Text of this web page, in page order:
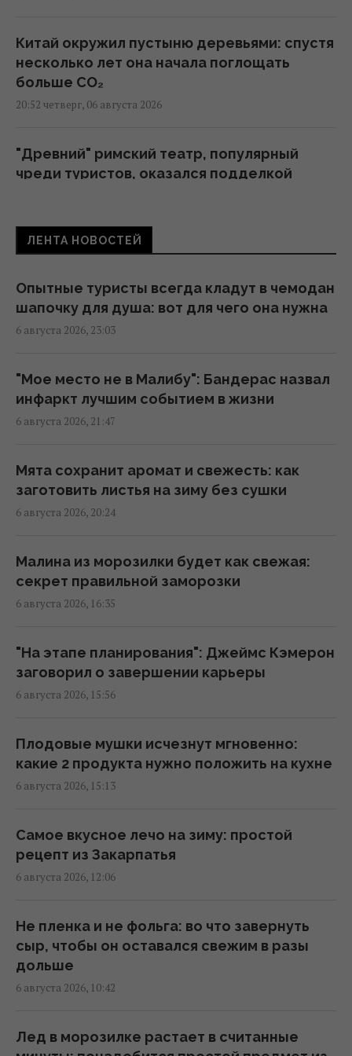
Китай окружил пустыню деревьями: спустя
несколько лет она начала поглощать
больше CO₂
20:52 четверг, 06 августа 2026
"Древний" римский театр, популярный
чреди туристов, оказался подделкой
Никитюк с годовалым сыном укатила на
19:57 четверг, 06 августа 2026
Песня, которая вдохновляет: как
19:54 четверг, 06 августа 2026
Встреча с "ведьмой" изменила все: звезда
со сцены
18:42 четверг, 06 августа 2026
назывался Кропивницкий изначально
17:15 четверг, 06 августа 2026
достопримечательности будут работать
дольше: новый график
17:13 четверг, 06 августа 2026
7 августа: церковный праздник сегодня,
кому нельзя много работать в этот день
17:10 четверг, 06 августа 2026
Укрепляет кости и нервную систему:
диетологи назвали продукт №1 по
содержанию кальция
В Италии из-за жары
достопримечательности будут работать
дольше: какой новый график работы
ЛЕНТА НОВОСТЕЙ
Опытные туристы всегда кладут в чемодан
шапочку для душа: вот для чего она нужна
6 августа 2026, 23:03
"Мое место не в Малибу": Бандерас назвал
инфаркт лучшим событием в жизни
6 августа 2026, 21:47
Мята сохранит аромат и свежесть: как
заготовить листья на зиму без сушки
6 августа 2026, 20:24
Малина из морозилки будет как свежая:
секрет правильной заморозки
6 августа 2026, 16:35
"На этапе планирования": Джеймс Кэмерон
заговорил о завершении карьеры
6 августа 2026, 15:56
Плодовые мушки исчезнут мгновенно:
какие 2 продукта нужно положить на кухне
6 августа 2026, 15:13
Самое вкусное лечо на зиму: простой
рецепт из Закарпатья
6 августа 2026, 12:06
Не пленка и не фольга: во что завернуть
сыр, чтобы он оставался свежим в разы
дольше
6 августа 2026, 10:42
Лед в морозилке растает в считанные